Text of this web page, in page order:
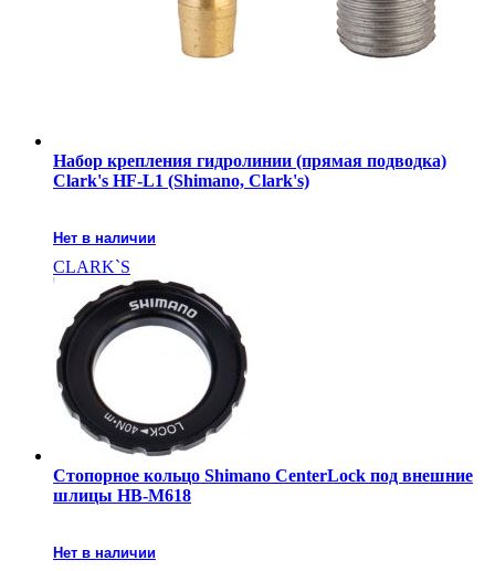
Набор крепления гидролинии (прямая подводка)
Clark's HF-L1 (Shimano, Clark's)
Нет в наличии
CLARK`S
Стопорное кольцо Shimano CenterLock под внешние
шлицы HB-M618
Нет в наличии